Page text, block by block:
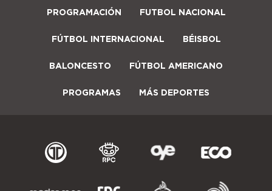
PROGRAMACIÓN FUTBOL NACIONAL
FÚTBOL INTERNACIONAL BÉISBOL
BALONCESTO FÚTBOL AMERICANO
PROGRAMAS MÁS DEPORTES